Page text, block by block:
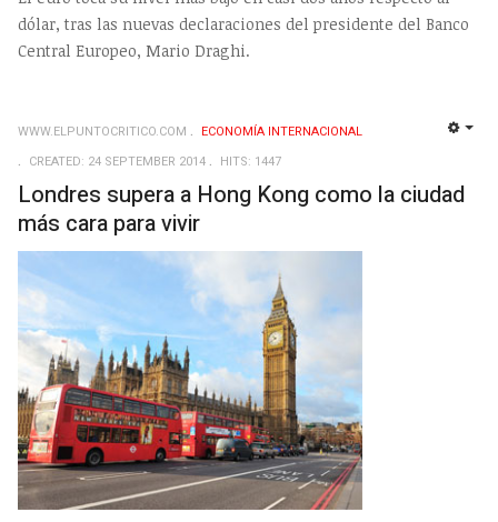
dólar, tras las nuevas declaraciones del presidente del Banco
Central Europeo, Mario Draghi.
WWW.ELPUNTOCRITICO.COM
ECONOMÍA INTERNACIONAL
CREATED: 24 SEPTEMBER 2014
HITS: 1447
Londres supera a Hong Kong como la ciudad
más cara para vivir